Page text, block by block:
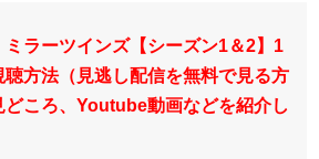
ラーツインズ【シーズン1＆2】1
方法（見逃し配信を無料で見る方
ころ、Youtube動画などを紹介し